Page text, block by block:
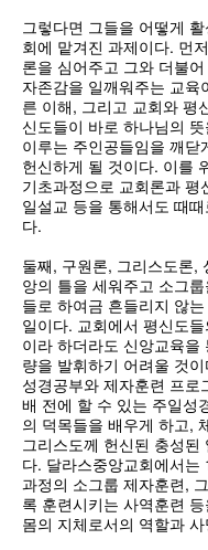
그렇다면 그들을 어떻게
회에 맡겨진 과제이다. 먼
론을 심어주고 그와 더불
자존감을 일깨워주는 교
른 이해, 그리고 교회와 평
신도들이 바로 하나님의
이루는 주인공들임을 깨닫
헌신하게 될 것이다. 이를
기초과정으로 교회론과
일설교 등을 통해서도 때
다.
둘째, 구원론, 그리스도론,
앙의 틀을 세워주고 소그
들로 하여금 흔들리지 않
일이다. 교회에서 평신도
이라 하더라도 신앙교육을
량을 발휘하기 어려울 것
성경공부와 제자훈련 프로
배 전에 할 수 있는 주일성
의 덕목들을 배우게 하고,
그리스도께 헌신된 충성
다. 달라스중앙교회에서
과정의 소그룹 제자훈련,
록 훈련시키는 사역훈련
몸의 지체로서의 역할과